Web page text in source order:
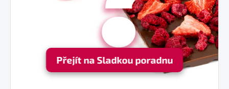
Přejít na Sladkou poradnu